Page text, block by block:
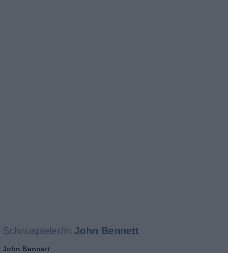
Schauspieler/in John Bennett
John Bennett